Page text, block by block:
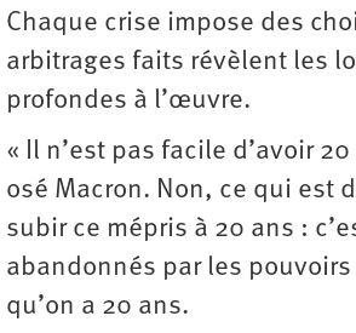
Chaque crise impose des
arbitrages faits révèlent les
profondes à l’œuvre.
« Il n’est pas facile d’avoir
osé Macron. Non, ce qui est
subir ce mépris à 20 ans :
abandonnés par les
qu’on a 20 ans.